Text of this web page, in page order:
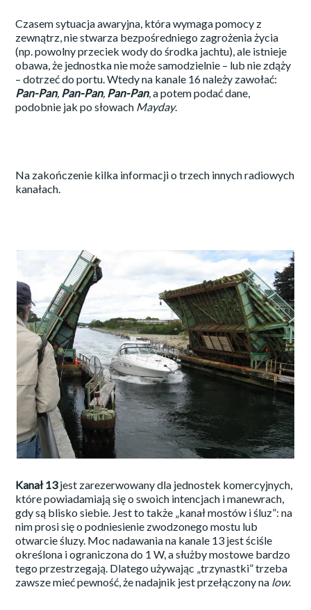
Czasem sytuacja awaryjna, która wymaga pomocy z
zewnątrz, nie stwarza bezpośredniego zagrożenia życia
(np. powolny przeciek wody do środka jachtu), ale istnieje
obawa, że jednostka nie może samodzielnie – lub nie zdąży
– dotrzeć do portu. Wtedy na kanale 16 należy zawołać:
Pan-Pan, Pan-Pan, Pan-Pan, a potem podać dane,
podobnie jak po słowach Mayday.
Na zakończenie kilka informacji o trzech innych radiowych
kanałach.
Kanał 13jest zarezerwowany dla jednostek komercyjnych,
które powiadamiają się o swoich intencjach i manewrach,
gdy są blisko siebie. Jest to także „kanał mostów i śluz”: na
nim prosi się o podniesienie zwodzonego mostu lub
otwarcie śluzy. Moc nadawania na kanale 13 jest ściśle
określona i ograniczona do 1 W, a służby mostowe bardzo
tego przestrzegają. Dlatego używając „trzynastki” trzeba
zawsze mieć pewność, że nadajnik jest przełączony na low.